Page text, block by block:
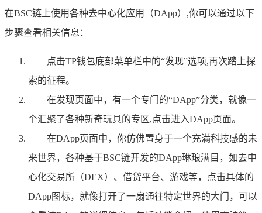
在BSC链上使用各种去中心化应用（DApp）,你可以通过以下
步骤查看相关信息：
点击TP钱包底部菜单栏中的“发现”选项,再次踏上探
索的征程。
在发现页面中，有一个专门的“DApp”分类，就像一
个汇聚了各种新奇玩具的专区,点击进入DApp页面。
在DApp页面中，你仿佛置身于一个充满科技感的未
来世界，各种基于BSC链开发的DApp琳琅满目，如去中
心化交易所（DEX）、借贷平台、游戏等，点击具体的
DApp图标，就像打开了一扇通往特定世界的大门，可以